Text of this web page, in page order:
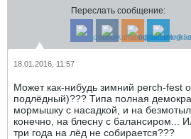
Переслать сообщение:
18.01.2016, 11:57
Может как-нибудь зимний perch-fest
подлёдный)??? Типа полная
мормышку с насадкой, и на
конечно, на блесну с балансиром...
три года на лёд не собирается???